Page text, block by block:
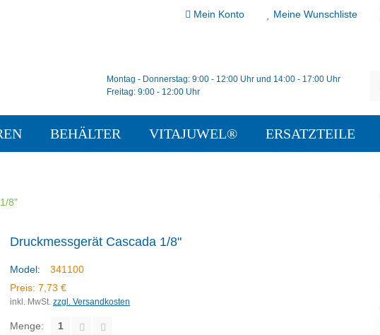
Mein Konto Meine Wunschliste
Montag - Donnerstag: 9:00 - 12:00 Uhr und 14:00 - 17:00 Uhr
Freitag: 9:00 - 12:00 Uhr
BEHÄLTER VITAJUWEL® ERSATZTEILE
8"
Druckmessgerät Cascada 1/8"
Model:
341100
Preis: 7,73 €
inkl. MwSt. zzgl. Versandkosten
Menge: